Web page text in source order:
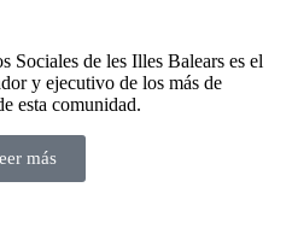
de les Illes Balears es el
y ejecutivo de los más de
esta comunidad.
más